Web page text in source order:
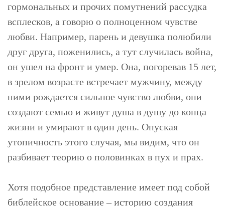
гормональных и прочих помутнений рассудка
всплесков, а говорю о полноценном чувстве
любви. Например, парень и девушка полюбили
друг друга, поженились, а тут случилась война,
он ушел на фронт и умер. Она, погоревав 15 лет,
в зрелом возрасте встречает мужчину, между
ними рождается сильное чувство любви, они
создают семью и живут душа в душу до конца
жизни и умирают в один день. Опуская
утопичность этого случая, мы видим, что он
разбивает теорию о половинках в пух и прах.
Хотя подобное представление имеет под собой
библейское основание – историю создания